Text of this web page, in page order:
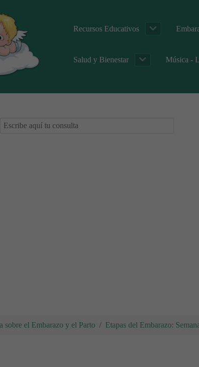
Recursos Educativos
Salud y Bienestar Música -
sobre el Embarazo y el Parto Etapas del Embarazo: